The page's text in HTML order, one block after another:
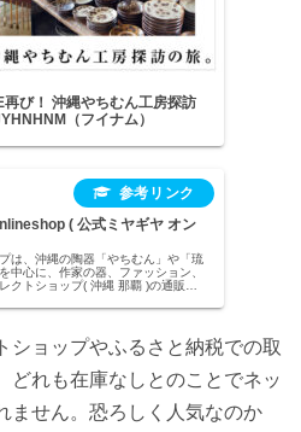
び！ 沖縄やちむん工房探訪
（フイナム）
( 公式ミヤギヤ オン
は、沖縄の陶器「やちむん」や「琉
中心に、作家の器、ファッション、
クトショップ( 沖縄 那覇 )の通販オ
グにも対応します。
ショップやふるさと納税での取
どれも在庫なしとのことでネッ
ません。恐ろしく人気なのか